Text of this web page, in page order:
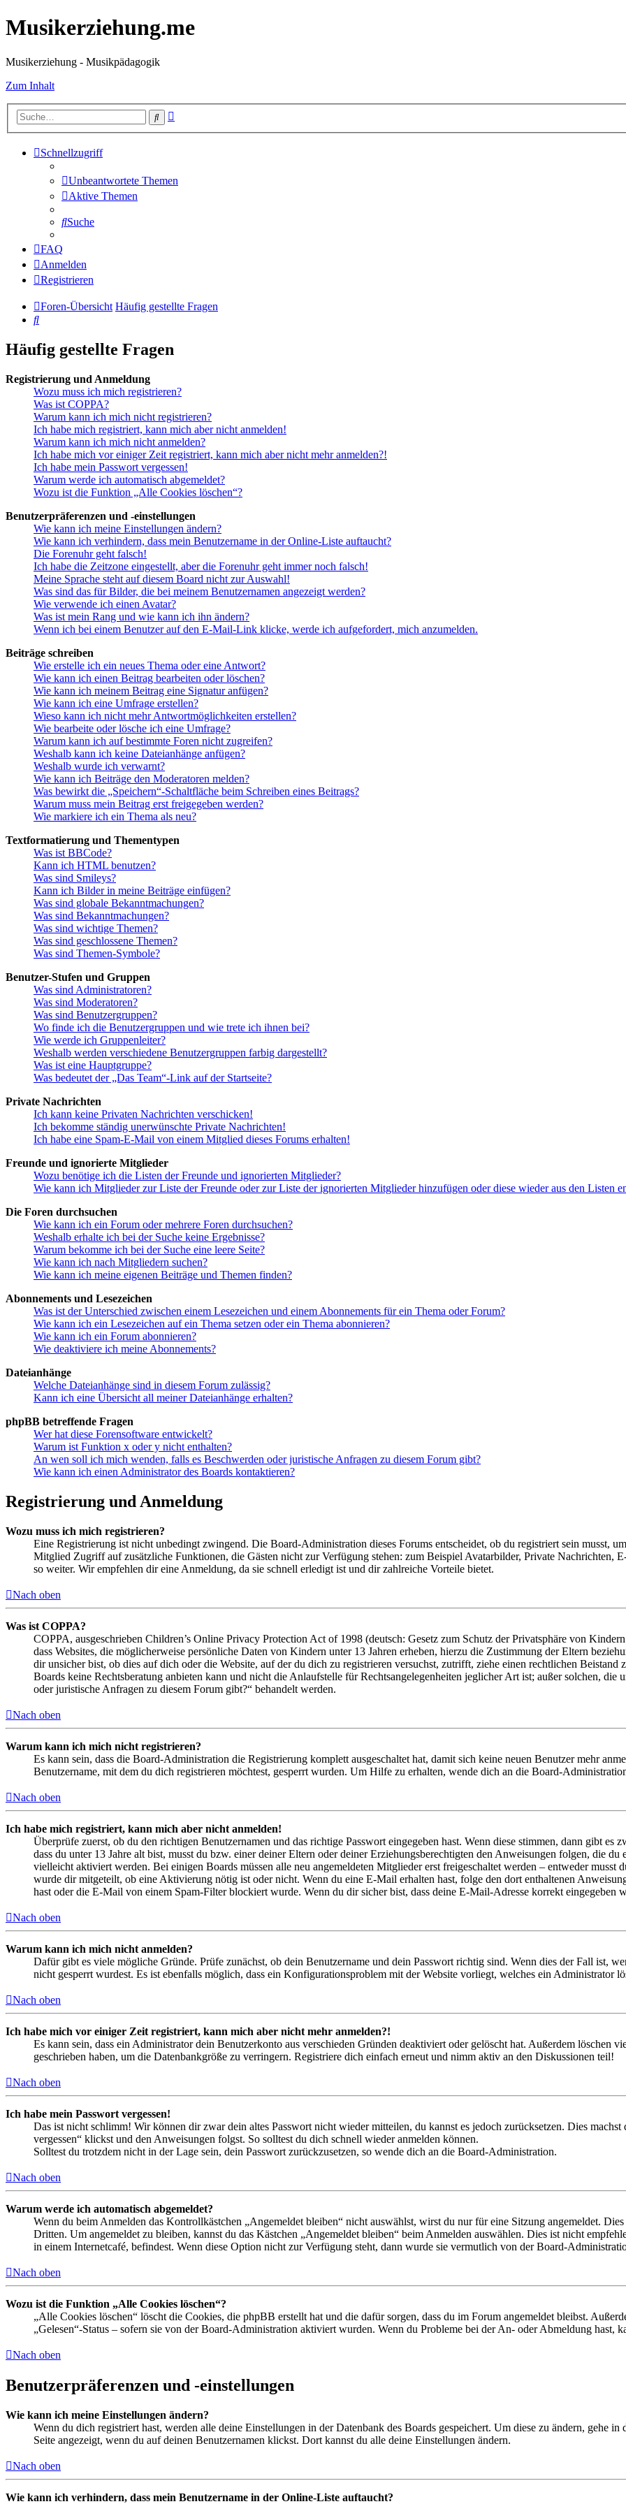
Musikerziehung.me
Musikerziehung - Musikpädagogik
Zum Inhalt
Suche
Schnellzugriff
Unbeantwortete Themen
Aktive Themen
Suche
FAQ
Anmelden
Registrieren
Foren-Übersicht Häufig gestellte Fragen
Suche
Häufig gestellte Fragen
Registrierung und Anmeldung
Wozu muss ich mich registrieren?
Was ist COPPA?
Warum kann ich mich nicht registrieren?
Ich habe mich registriert, kann mich aber nicht anmelden!
Warum kann ich mich nicht anmelden?
Ich habe mich vor einiger Zeit registriert, kann mich aber nicht mehr anmelden?!
Ich habe mein Passwort vergessen!
Warum werde ich automatisch abgemeldet?
Wozu ist die Funktion „Alle Cookies löschen“?
Benutzerpräferenzen und -einstellungen
Wie kann ich meine Einstellungen ändern?
Wie kann ich verhindern, dass mein Benutzername in der Online-Liste auftaucht?
Die Forenuhr geht falsch!
Ich habe die Zeitzone eingestellt, aber die Forenuhr geht immer noch falsch!
Meine Sprache steht auf diesem Board nicht zur Auswahl!
Was sind das für Bilder, die bei meinem Benutzernamen angezeigt werden?
Wie verwende ich einen Avatar?
Was ist mein Rang und wie kann ich ihn ändern?
Wenn ich bei einem Benutzer auf den E-Mail-Link klicke, werde ich aufgefordert, mich anzumelden.
Beiträge schreiben
Wie erstelle ich ein neues Thema oder eine Antwort?
Wie kann ich einen Beitrag bearbeiten oder löschen?
Wie kann ich meinem Beitrag eine Signatur anfügen?
Wie kann ich eine Umfrage erstellen?
Wieso kann ich nicht mehr Antwortmöglichkeiten erstellen?
Wie bearbeite oder lösche ich eine Umfrage?
Warum kann ich auf bestimmte Foren nicht zugreifen?
Weshalb kann ich keine Dateianhänge anfügen?
Weshalb wurde ich verwarnt?
Wie kann ich Beiträge den Moderatoren melden?
Was bewirkt die „Speichern“-Schaltfläche beim Schreiben eines Beitrags?
Warum muss mein Beitrag erst freigegeben werden?
Wie markiere ich ein Thema als neu?
Textformatierung und Thementypen
Was ist BBCode?
Kann ich HTML benutzen?
Was sind Smileys?
Kann ich Bilder in meine Beiträge einfügen?
Was sind globale Bekanntmachungen?
Was sind Bekanntmachungen?
Was sind wichtige Themen?
Was sind geschlossene Themen?
Was sind Themen-Symbole?
Benutzer-Stufen und Gruppen
Was sind Administratoren?
Was sind Moderatoren?
Was sind Benutzergruppen?
Wo finde ich die Benutzergruppen und wie trete ich ihnen bei?
Wie werde ich Gruppenleiter?
Weshalb werden verschiedene Benutzergruppen farbig dargestellt?
Was ist eine Hauptgruppe?
Was bedeutet der „Das Team“-Link auf der Startseite?
Private Nachrichten
Ich kann keine Privaten Nachrichten verschicken!
Ich bekomme ständig unerwünschte Private Nachrichten!
Ich habe eine Spam-E-Mail von einem Mitglied dieses Forums erhalten!
Freunde und ignorierte Mitglieder
Wozu benötige ich die Listen der Freunde und ignorierten Mitglieder?
Wie kann ich Mitglieder zur Liste der Freunde oder zur Liste der ignorierten Mitglieder hinzufügen oder diese wieder aus den Listen
Die Foren durchsuchen
Wie kann ich ein Forum oder mehrere Foren durchsuchen?
Weshalb erhalte ich bei der Suche keine Ergebnisse?
Warum bekomme ich bei der Suche eine leere Seite?
Wie kann ich nach Mitgliedern suchen?
Wie kann ich meine eigenen Beiträge und Themen finden?
Abonnements und Lesezeichen
Was ist der Unterschied zwischen einem Lesezeichen und einem Abonnements für ein Thema oder Forum?
Wie kann ich ein Lesezeichen auf ein Thema setzen oder ein Thema abonnieren?
Wie kann ich ein Forum abonnieren?
Wie deaktiviere ich meine Abonnements?
Dateianhänge
Welche Dateianhänge sind in diesem Forum zulässig?
Kann ich eine Übersicht all meiner Dateianhänge erhalten?
phpBB betreffende Fragen
Wer hat diese Forensoftware entwickelt?
Warum ist Funktion x oder y nicht enthalten?
An wen soll ich mich wenden, falls es Beschwerden oder juristische Anfragen zu diesem Forum gibt?
Wie kann ich einen Administrator des Boards kontaktieren?
Registrierung und Anmeldung
Wozu muss ich mich registrieren?
Eine Registrierung ist nicht unbedingt zwingend. Die Board-Administration dieses Forums entscheidet, ob du registriert sein musst,
Mitglied Zugriff auf zusätzliche Funktionen, die Gästen nicht zur Verfügung stehen: zum Beispiel Avatarbilder, Private Nachrichten,
so weiter. Wir empfehlen dir eine Anmeldung, da sie schnell erledigt ist und dir zahlreiche Vorteile bietet.
Nach oben
Was ist COPPA?
COPPA, ausgeschrieben Children’s Online Privacy Protection Act of 1998 (deutsch: Gesetz zum Schutz der Privatsphäre von
dass Websites, die möglicherweise persönliche Daten von Kindern unter 13 Jahren erheben, hierzu die Zustimmung der Eltern
dir unsicher bist, ob dies auf dich oder die Website, auf der du dich zu registrieren versuchst, zutrifft, ziehe einen rechtlichen
Boards keine Rechtsberatung anbieten kann und nicht die Anlaufstelle für Rechtsangelegenheiten jeglicher Art ist; außer solchen,
oder juristische Anfragen zu diesem Forum gibt?“ behandelt werden.
Nach oben
Warum kann ich mich nicht registrieren?
Es kann sein, dass die Board-Administration die Registrierung komplett ausgeschaltet hat, damit sich keine neuen Benutzer mehr
Benutzername, mit dem du dich registrieren möchtest, gesperrt wurden. Um Hilfe zu erhalten, wende dich an die Board-
Nach oben
Ich habe mich registriert, kann mich aber nicht anmelden!
Überprüfe zuerst, ob du den richtigen Benutzernamen und das richtige Passwort eingegeben hast. Wenn diese stimmen, dann gibt es
dass du unter 13 Jahre alt bist, musst du bzw. einer deiner Eltern oder deiner Erziehungsberechtigten den Anweisungen folgen, die
vielleicht aktiviert werden. Bei einigen Boards müssen alle neu angemeldeten Mitglieder erst freigeschaltet werden – entweder musst
wurde dir mitgeteilt, ob eine Aktivierung nötig ist oder nicht. Wenn du eine E-Mail erhalten hast, folge den dort enthaltenen
hast oder die E-Mail von einem Spam-Filter blockiert wurde. Wenn du dir sicher bist, dass deine E-Mail-Adresse korrekt eingegeben
Nach oben
Warum kann ich mich nicht anmelden?
Dafür gibt es viele mögliche Gründe. Prüfe zunächst, ob dein Benutzername und dein Passwort richtig sind. Wenn dies der Fall ist,
nicht gesperrt wurdest. Es ist ebenfalls möglich, dass ein Konfigurationsproblem mit der Website vorliegt, welches ein Administrator
Nach oben
Ich habe mich vor einiger Zeit registriert, kann mich aber nicht mehr anmelden?!
Es kann sein, dass ein Administrator dein Benutzerkonto aus verschieden Gründen deaktiviert oder gelöscht hat. Außerdem löschen
geschrieben haben, um die Datenbankgröße zu verringern. Registriere dich einfach erneut und nimm aktiv an den Diskussionen teil!
Nach oben
Ich habe mein Passwort vergessen!
Das ist nicht schlimm! Wir können dir zwar dein altes Passwort nicht wieder mitteilen, du kannst es jedoch zurücksetzen. Dies
vergessen“ klickst und den Anweisungen folgst. So solltest du dich schnell wieder anmelden können.
Solltest du trotzdem nicht in der Lage sein, dein Passwort zurückzusetzen, so wende dich an die Board-Administration.
Nach oben
Warum werde ich automatisch abgemeldet?
Wenn du beim Anmelden das Kontrollkästchen „Angemeldet bleiben“ nicht auswählst, wirst du nur für eine Sitzung angemeldet.
Dritten. Um angemeldet zu bleiben, kannst du das Kästchen „Angemeldet bleiben“ beim Anmelden auswählen. Dies ist nicht
in einem Internetcafé, befindest. Wenn diese Option nicht zur Verfügung steht, dann wurde sie vermutlich von der Board-
Nach oben
Wozu ist die Funktion „Alle Cookies löschen“?
„Alle Cookies löschen“ löscht die Cookies, die phpBB erstellt hat und die dafür sorgen, dass du im Forum angemeldet bleibst.
„Gelesen“-Status – sofern sie von der Board-Administration aktiviert wurden. Wenn du Probleme bei der An- oder Abmeldung hast,
Nach oben
Benutzerpräferenzen und -einstellungen
Wie kann ich meine Einstellungen ändern?
Wenn du dich registriert hast, werden alle deine Einstellungen in der Datenbank des Boards gespeichert. Um diese zu ändern, gehe
Seite angezeigt, wenn du auf deinen Benutzernamen klickst. Dort kannst du alle deine Einstellungen ändern.
Nach oben
Wie kann ich verhindern, dass mein Benutzername in der Online-Liste auftaucht?